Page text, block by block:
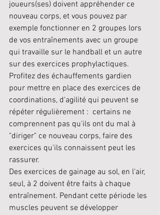
joueurs(ses) doivent appréhender ce
nouveau corps, et vous pouvez par
exemple fonctionner en 2 groupes lors
de vos entraînements avec un groupe
qui travaille sur le handball et un autre
sur des exercices prophylactiques.
Profitez des échauffements gardien
pour mettre en place des exercices de
coordinations, d'agilité qui peuvent se
répéter régulièrement :  certains ne
comprennent pas qu'ils ont du mal à
"diriger" ce nouveau corps, faire des
exercices qu'ils connaissent peut les
rassurer.
Des exercices de gainage au sol, en l'air,
seul, à 2 doivent être faits à chaque
entraînement. Pendant cette période les
muscles peuvent se développer